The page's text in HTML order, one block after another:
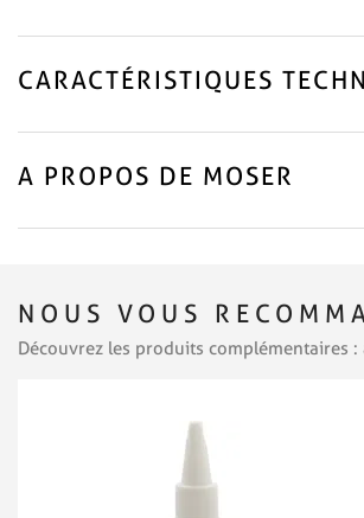
CARACTÉRISTIQUES
A PROPOS DE MOSER
NOUS VOUS
Découvrez les produits complémentaires